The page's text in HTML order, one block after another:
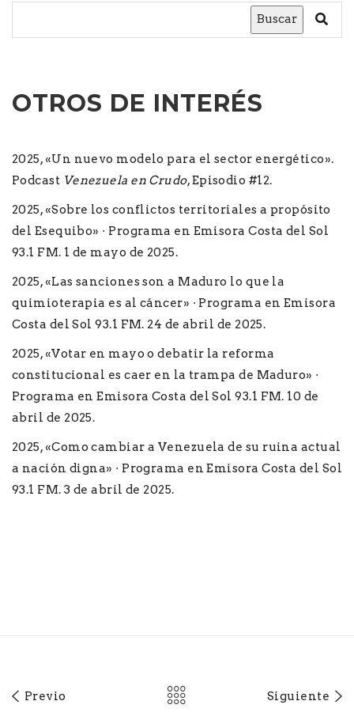
Buscar
OTROS DE INTERÉS
2025, «Un nuevo modelo para el sector energético».
Podcast Venezuela en Crudo, Episodio #12.
2025, «Sobre los conflictos territoriales a propósito
del Esequibo» · Programa en Emisora Costa del Sol
93.1 FM. 1 de mayo de 2025.
2025, «Las sanciones son a Maduro lo que la
quimioterapia es al cáncer» · Programa en Emisora
Costa del Sol 93.1 FM. 24 de abril de 2025.
2025, «Votar en mayo o debatir la reforma
constitucional es caer en la trampa de Maduro» ·
Programa en Emisora Costa del Sol 93.1 FM. 10 de
abril de 2025.
2025, «Como cambiar a Venezuela de su ruina actual
a nación digna» · Programa en Emisora Costa del Sol
93.1 FM. 3 de abril de 2025.
Previo Siguiente